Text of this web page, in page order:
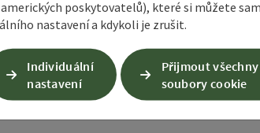
poskytovatelů), které si můžete
nastavení a kdykoli je zrušit.
Individuální
nastavení
Přijmout všechny
soubory cookie